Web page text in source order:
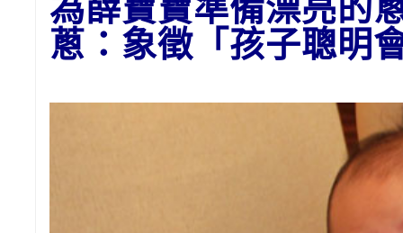
為薛寶寶準備漂亮的
蔥：象徵「孩子聰明